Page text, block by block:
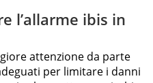
l’allarme ibis in
attenzione da parte
per limitare i danni